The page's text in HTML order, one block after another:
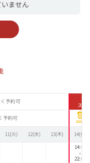
ません
予約可
スタ
予約可
11(火) 12(水) 13(木) 14(金)
14:00
↓
22:00